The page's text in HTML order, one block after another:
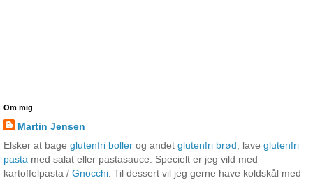
Om mig
Martin Jensen
Elsker at bage glutenfri boller og andet glutenfri brød , lave glutenfri
pasta med salat eller pastasauce. Specielt er jeg vild med
kartoffelpasta / Gnocchi . Til dessert vil jeg gerne have koldskål med